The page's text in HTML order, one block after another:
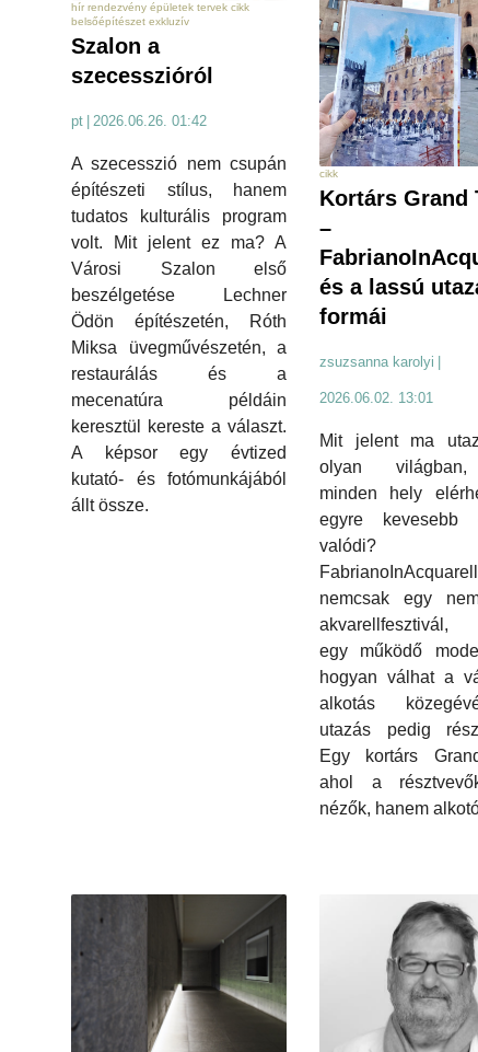
hír rendezvény épületek tervek cikk
belsőépítészet exkluzív
Szalon a
szecesszióról
pt 2026.06.26. 01:42
A szecesszió nem csupán
építészeti stílus, hanem
tudatos kulturális program
volt. Mit jelent ez ma? A
Városi Szalon első
beszélgetése Lechner
Ödön építészetén, Róth
Miksa üvegművészetén, a
restaurálás és a
mecenatúra példáin
keresztül kereste a választ.
A képsor egy évtized
kutató- és fotómunkájából
állt össze.
cikk
Kortárs Grand
–
és a lassú
formái
zsuzsanna karolyi
2026.06.02. 13:01
Mit jelent ma
olyan
minden hely
egyre kevesebb
nemcsak egy
akvarellfesztivál,
egy működő
hogyan válhat a
alkotás
utazás pedig
Egy kortárs
ahol a
nézők, hanem